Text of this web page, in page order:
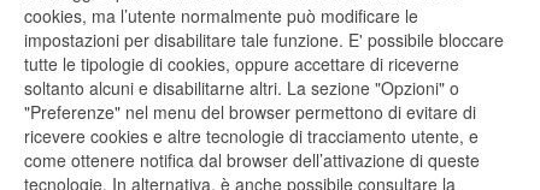
cookies, ma l’utente normalmente può modificare le
impostazioni per disabilitare tale funzione. E' possibile bloccare
tutte le tipologie di cookies, oppure accettare di riceverne
soltanto alcuni e disabilitarne altri. La sezione "Opzioni" o
"Preferenze" nel menu del browser permettono di evitare di
ricevere cookies e altre tecnologie di tracciamento utente, e
come ottenere notifica dal browser dell’attivazione di queste
tecnologie. In alternativa, è anche possibile consultare la